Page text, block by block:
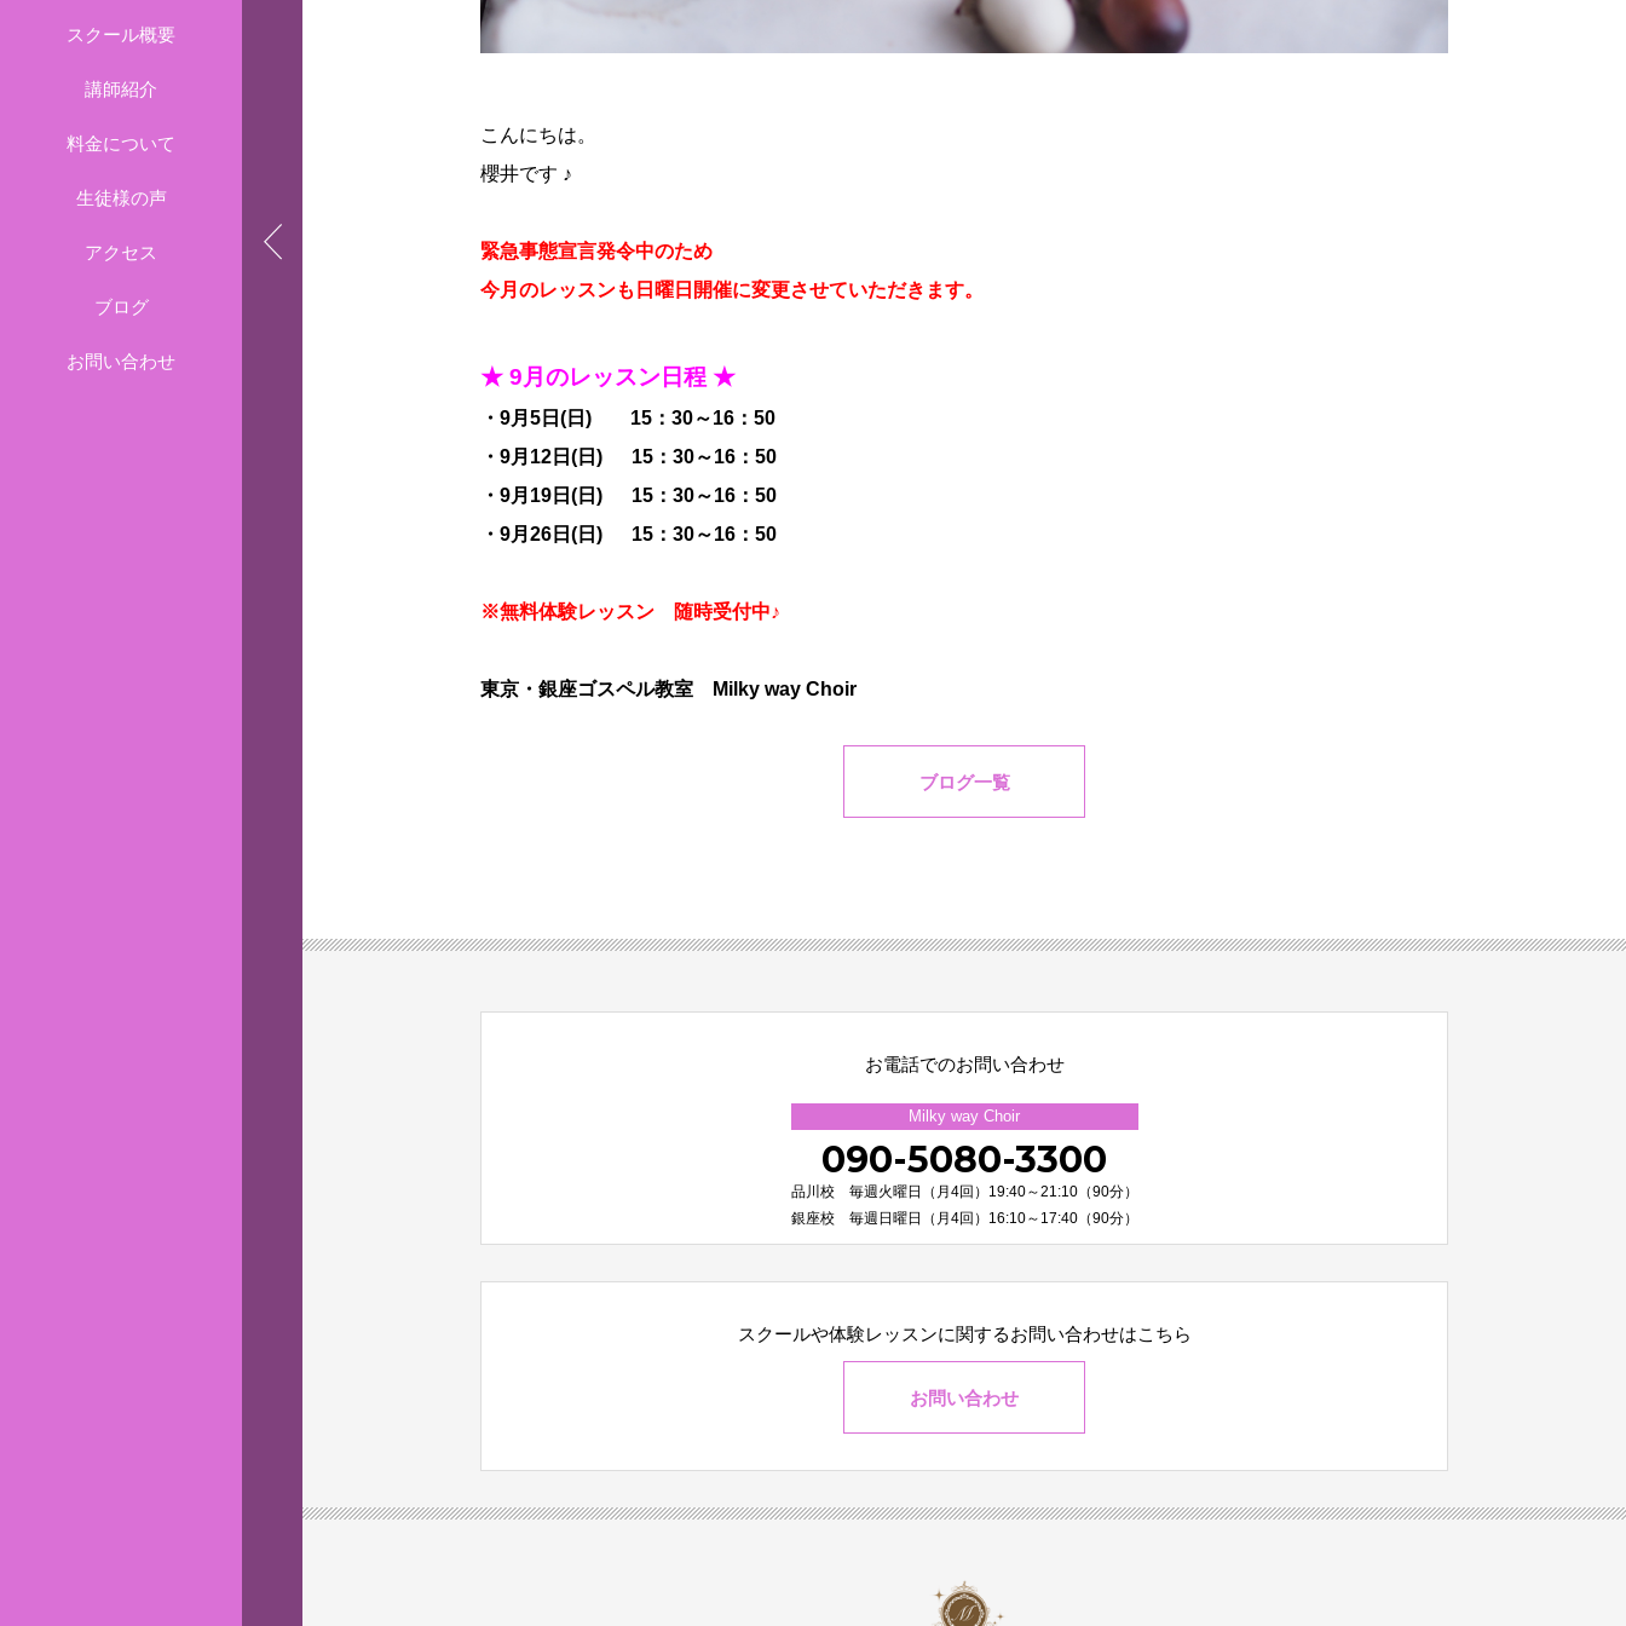
スクール概要
講師紹介
料金について
生徒様の声
アクセス
ブログ
お問い合わせ
こんにちは。
櫻井です ♪
緊急事態宣言発令中のため
今月のレッスンも日曜日開催に変更させていただきます。
★ 9月のレッスン日程 ★
・9月5日(日) 15：30～16：50
・9月12日(日) 15：30～16：50
・9月19日(日) 15：30～16：50
・9月26日(日) 15：30～16：50
※無料体験レッスン 随時受付中♪
東京・銀座ゴスペル教室 Milky way Choir
ブログ一覧
お電話でのお問い合わせ
Milky way Choir
090-5080-3300
品川校 毎週火曜日（月4回）19:40～21:10（90分）
銀座校 毎週日曜日（月4回）16:10～17:40（90分）
スクールや体験レッスンに関するお問い合わせはこちら
お問い合わせ